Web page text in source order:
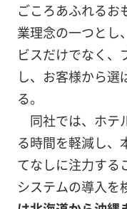
ごころあふれるお
業理念の一つとし
ビスだけでなく、
し、お客様から
る。
同社では、ホテ
る時間を軽減し、
てなしに注力する
システムの導入を